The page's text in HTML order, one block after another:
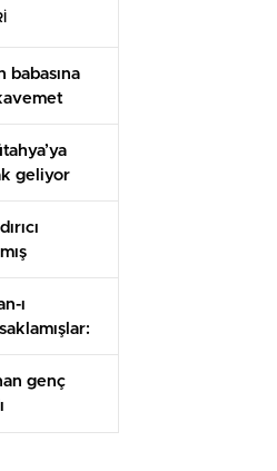
babasına
alındı
geliyor
ı
genç